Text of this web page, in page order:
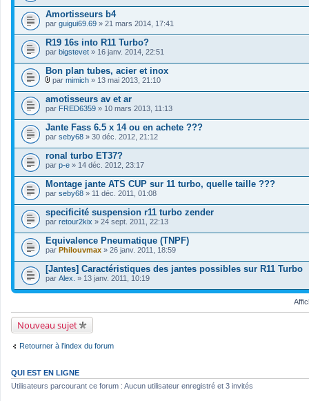
Amortisseurs b4
par guigui69.69 » 21 mars 2014, 17:41
R19 16s into R11 Turbo?
par bigstevet » 16 janv. 2014, 22:51
Bon plan tubes, acier et inox
F
i
c
h
i
e
r
s
)
j
o
i
n
t
(
s
par mimich » 13 mai 2013, 21:10
amotisseurs av et ar
par FRED6359 » 10 mars 2013, 11:13
Jante Fass 6.5 x 14 ou en achete ???
par seby68 » 30 déc. 2012, 21:12
ronal turbo ET37?
par p-e » 14 déc. 2012, 23:17
Montage jante ATS CUP sur 11 turbo, quelle taille ???
par seby68 » 11 déc. 2011, 01:08
specificité suspension r11 turbo zender
par retour2kix » 24 sept. 2011, 22:13
Equivalence Pneumatique (TNPF)
par Philouvmax » 26 janv. 2011, 18:59
[Jantes] Caractéristiques des jantes possibles sur R11 Turbo
par Alex. » 13 janv. 2011, 10:19
Nouveau sujet
Retourner à l’index du forum
QUI EST EN LIGNE
Utilisateurs parcourant ce forum : Aucun utilisateur enregistré et 3 invités